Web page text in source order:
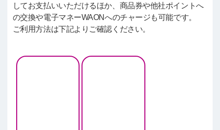
してお支払いいただけるほか、商品券や他社ポイントへ
の交換や電子マネーWAONへのチャージも可能です。
ご利用方法は下記よりご確認ください。